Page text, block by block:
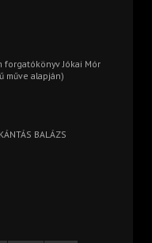
forgatókönyv Jókai Mór
műve alapján)
BALÁZS